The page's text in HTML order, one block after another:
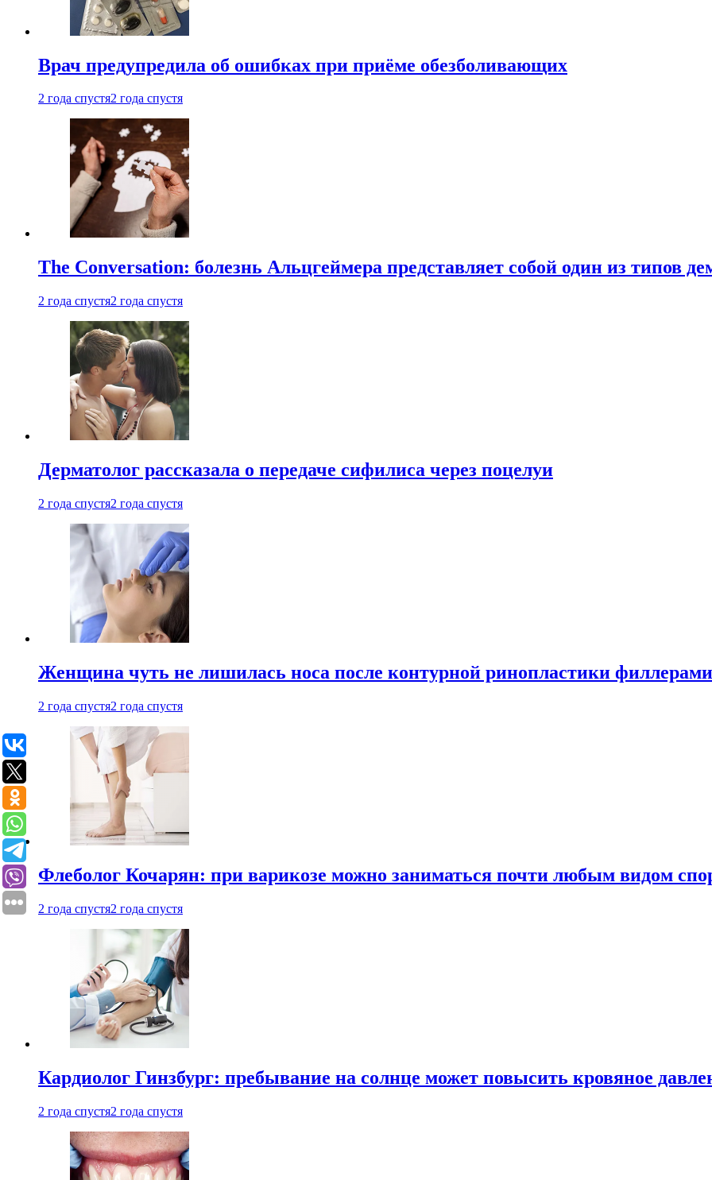
Врач предупредила об ошибках при приëме обезболивающих
2 года спустя2 года спустя
The Conversation: болезнь Альцгеймера представляет собой один из типов
2 года спустя2 года спустя
Дерматолог рассказала о передаче сифилиса через поцелуи
2 года спустя2 года спустя
Женщина чуть не лишилась носа после контурной ринопластики филлерами
2 года спустя2 года спустя
Флеболог Кочарян: при варикозе можно заниматься почти любым видом
2 года спустя2 года спустя
Кардиолог Гинзбург: пребывание на солнце может повысить кровяное
2 года спустя2 года спустя